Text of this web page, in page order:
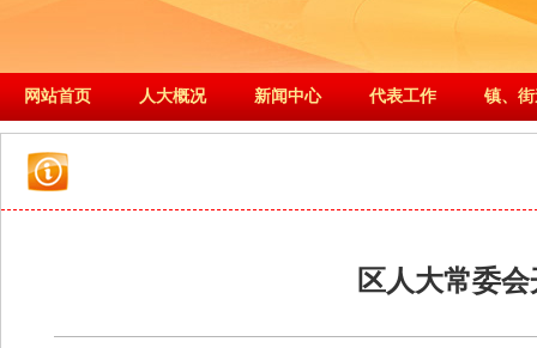
网站首页 人大概况 新闻中心 代表工作 镇、
区人大常委